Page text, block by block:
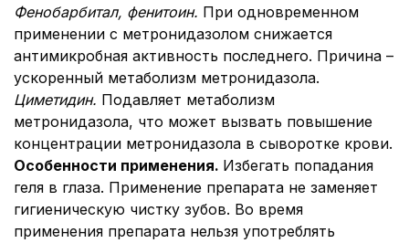
Фенобарбитал, фенитоин. При одновременном
применении с метронидазолом снижается
антимикробная активность последнего. Причина –
ускоренный метаболизм метронидазола.
Циметидин. Подавляет метаболизм
метронидазола, что может вызвать повышение
концентрации метронидазола в сыворотке крови.
Особенности применения. Избегать попадания
геля в глаза. Применение препарата не заменяет
гигиеническую чистку зубов. Во время
применения препарата нельзя употреблять